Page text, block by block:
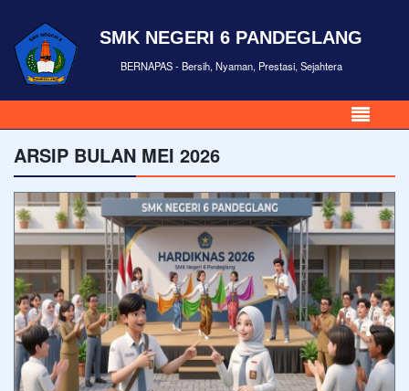
SMK NEGERI 6 PANDEGLANG
BERNAPAS - Bersih, Nyaman, Prestasi, Sejahtera
ARSIP BULAN MEI 2026